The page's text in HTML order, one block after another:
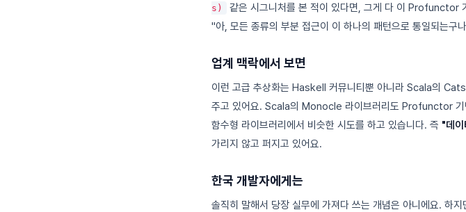
s)
같은 시그니처를 본 적이 있다면, 그게 다 이 Profunctor
"아, 모든 종류의 부분 접근이 이 하나의 패턴으로 통일되는구
업계 맥락에서 보면
이런 고급 추상화는 Haskell 커뮤니티뿐 아니라 Scala의
주고 있어요. Scala의 Monocle 라이브러리도 Profunctor
함수형 라이브러리에서 비슷한 시도를 하고 있습니다. 즉 "데
가리지 않고 퍼지고 있어요.
한국 개발자에게는
솔직히 말해서 당장 실무에 가져다 쓰는 개념은 아니에요. 하